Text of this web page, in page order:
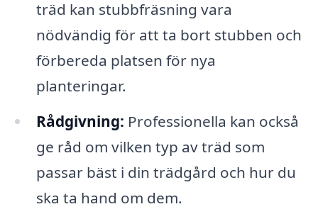
träd kan stubbfräsning vara
nödvändig för att ta bort stubben och
förbereda platsen för nya
planteringar.
Rådgivning: Professionella kan också
ge råd om vilken typ av träd som
passar bäst i din trädgård och hur du
ska ta hand om dem.